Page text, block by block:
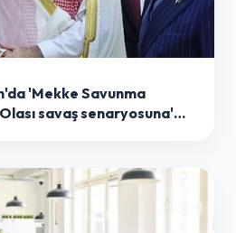
'Mekke Savunma
savaş senaryosuna'